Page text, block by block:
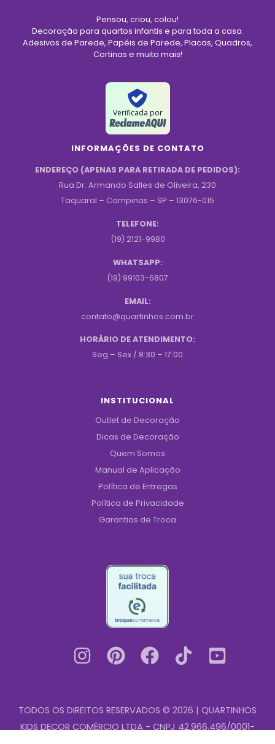
Pensou, criou, colou!
Decoração para quartos infantis e para toda a casa.
Adesivos de Parede, Papéis de Parede, Placas, Quadros,
Cortinas e muito mais!
Verificada por
INFORMAÇÕES DE CONTATO
ENDEREÇO (APENAS PARA RETIRADA DE PEDIDOS):
Rua Dr. Armando Salles de Oliveira, 230
Taquaral – Campinas – SP – 13076-015
TELEFONE:
(19) 2121-9980
WHATSAPP:
(19) 99103-6807
EMAIL:
contato@quartinhos.com.br
HORÁRIO DE ATENDIMENTO:
Seg – Sex / 8:30 – 17:00
INSTITUCIONAL
Outlet de Decoração
Dicas de Decoração
Quem Somos
Manual de Aplicação
Política de Entregas
Política de Privacidade
Garantias de Troca
TODOS OS DIREITOS RESERVADOS © 2026 | QUARTINHOS
KIDS DECOR COMÉRCIO LTDA - CNPJ 42.966.496/0001-